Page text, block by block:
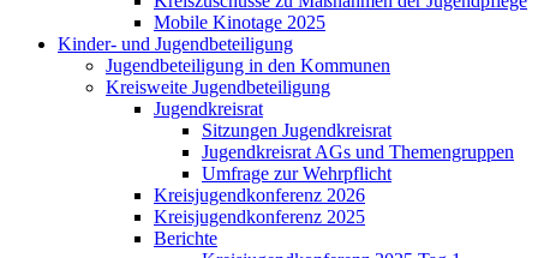
Mobile Kinotage 2025
Kinder- und Jugendbeteiligung
Jugendbeteiligung in den Kommunen
Kreisweite Jugendbeteiligung
Jugendkreisrat
Sitzungen Jugendkreisrat
Jugendkreisrat AGs und Themengruppen
Umfrage zur Wehrpflicht
Kreisjugendkonferenz 2026
Kreisjugendkonferenz 2025
Berichte